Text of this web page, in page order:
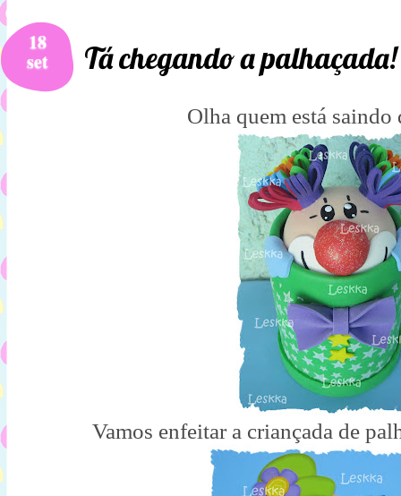
18
set Tá chegando a
Olha quem está
Vamos enfeitar a criançada de